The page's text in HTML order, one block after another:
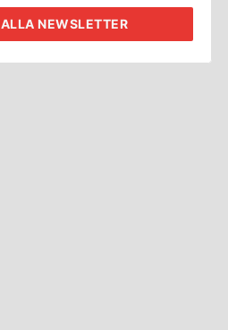
ALLA NEWSLETTER